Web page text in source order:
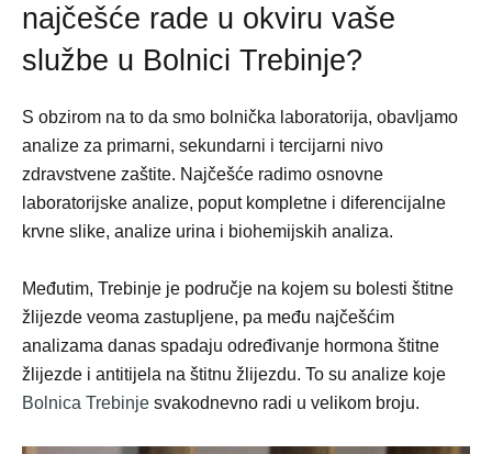
najčešće rade u okviru vaše
službe u Bolnici Trebinje?
S obzirom na to da smo bolnička laboratorija, obavljamo
analize za primarni, sekundarni i tercijarni nivo
zdravstvene zaštite. Najčešće radimo osnovne
laboratorijske analize, poput kompletne i diferencijalne
krvne slike, analize urina i biohemijskih analiza.
Međutim, Trebinje je područje na kojem su bolesti štitne
žlijezde veoma zastupljene, pa među najčešćim
analizama danas spadaju određivanje hormona štitne
žlijezde i antitijela na štitnu žlijezdu. To su analize koje
Bolnica Trebinje svakodnevno radi u velikom broju.